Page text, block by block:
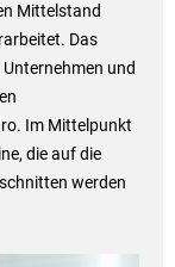
Mittelstand
Das
und
Im Mittelpunkt
die auf die
werden